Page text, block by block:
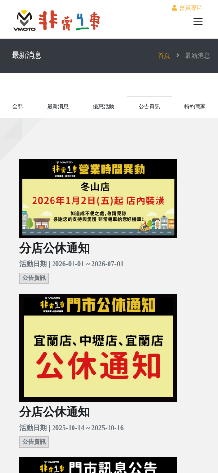
會員專區
最新消息 首頁 最新消息
全部 最新消息 優惠活動 公告資訊 特約商家
分店公休通知
活動日期 | 2026-01-01 ~ 2026-07-01
公告資訊
分店公休通知
活動日期 | 2025-10-14 ~ 2025-10-16
公告資訊